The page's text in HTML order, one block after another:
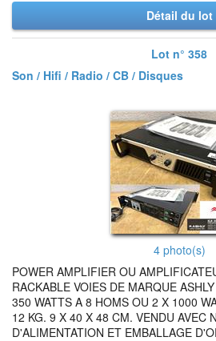
Détail du lot
Lot n° 358
Son / Hifi / Radio / CB / Disques
4 photo(s)
POWER AMPLIFIER OU
RACKABLE VOIES DE MARQUE
350 WATTS A 8 HOMS OU 2 X 1000
12 KG. 9 X 40 X 48 CM. VENDU AVEC
D'ALIMENTATION ET EMBALLAGE